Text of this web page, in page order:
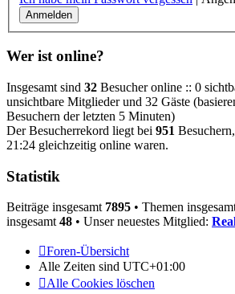
Wer ist online?
Insgesamt sind 32 Besucher online :: 0
unsichtbare Mitglieder und 32 Gäste
Besuchern der letzten 5 Minuten)
Der Besucherrekord liegt bei 951
21:24 gleichzeitig online waren.
Statistik
Beiträge insgesamt 7895 • Themen
insgesamt 48 • Unser neuestes Mitglied:
Foren-Übersicht
Alle Zeiten sind UTC+01:00
Alle Cookies löschen